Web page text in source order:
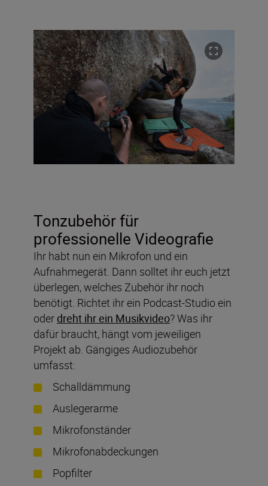
Tonzubehör für
professionelle Videografie
Ihr habt nun ein Mikrofon und ein
Aufnahmegerät. Dann solltet ihr euch jetzt
überlegen, welches Zubehör ihr noch
benötigt. Richtet ihr ein Podcast-Studio ein
oder dreht ihr ein Musikvideo? Was ihr
dafür braucht, hängt vom jeweiligen
Projekt ab. Gängiges Audiozubehör
umfasst:
Schalldämmung
Auslegerarme
Mikrofonständer
Mikrofonabdeckungen
Popfilter